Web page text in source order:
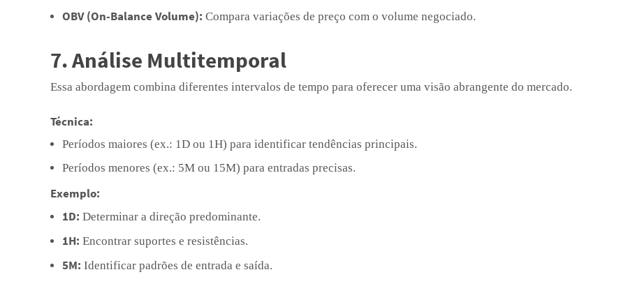
OBV (On-Balance Volume): Compara variações de preço com o volume negociado.
7. Análise Multitemporal
Essa abordagem combina diferentes intervalos de tempo para oferecer uma visão abrangente do mercado.
Técnica:
Períodos maiores (ex.: 1D ou 1H) para identificar tendências principais.
Períodos menores (ex.: 5M ou 15M) para entradas precisas.
Exemplo:
1D: Determinar a direção predominante.
1H: Encontrar suportes e resistências.
5M: Identificar padrões de entrada e saída.